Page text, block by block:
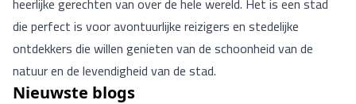
die perfect is voor avontuurlijke reizigers en stedelijke
ontdekkers die willen genieten van de schoonheid van de
natuur en de levendigheid van de stad.
Nieuwste blogs